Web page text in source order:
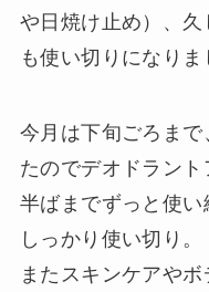
や日焼け止め）、
も使い切りになりま
今月は下旬ごろま
たのでデオドラント
半ばまでずっと使
しっかり使い切り。
またスキンケアや